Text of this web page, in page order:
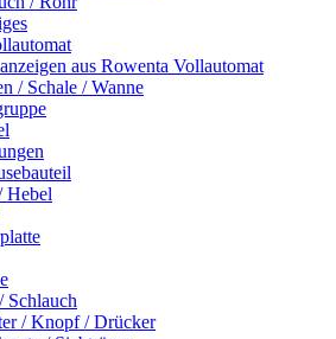
aus Rowenta Vollautomat
/ Schale / Wanne
Hebel
Schlauch
/ Knopf / Drücker